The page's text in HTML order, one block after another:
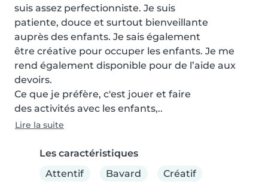
suis assez perfectionniste. Je suis
patiente, douce et surtout bienveillante
auprès des enfants. Je sais également
être créative pour occuper les enfants. Je me
rend également disponible pour de l’aide aux
devoirs.
Ce que je préfère, c'est jouer et faire
des activités avec les enfants,..
Lire la suite
Les caractéristiques
Attentif
Bavard Créatif